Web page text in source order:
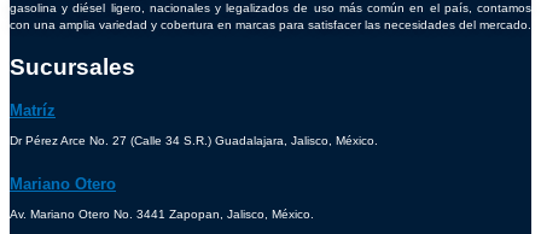
gasolina y diésel ligero, nacionales y legalizados de uso más común en el país, contamos
con una amplia variedad y cobertura en marcas para satisfacer las necesidades del mercado.
Sucursales
Matríz
Dr Pérez Arce No. 27 (Calle 34 S.R.) Guadalajara, Jalisco, México.
Mariano Otero
Av. Mariano Otero No. 3441 Zapopan, Jalisco, México.